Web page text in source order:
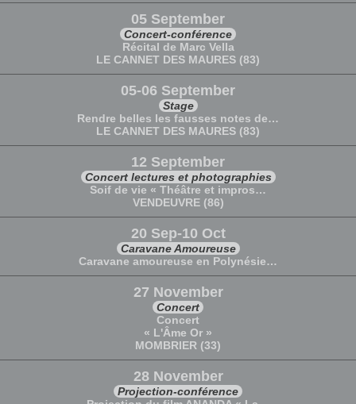
05 September
Concert-conférence
Récital de Marc Vella
LE CANNET DES MAURES (83)
05-06 September
Stage
Rendre belles les fausses notes de…
LE CANNET DES MAURES (83)
12 September
Concert lectures et photographies
Soif de vie « Théâtre et impros…
VENDEUVRE (86)
20 Sep-10 Oct
Caravane Amoureuse
Caravane amoureuse en Polynésie…
27 November
Concert
Concert
« L'Âme Or »
MOMBRIER (33)
28 November
Projection-conférence